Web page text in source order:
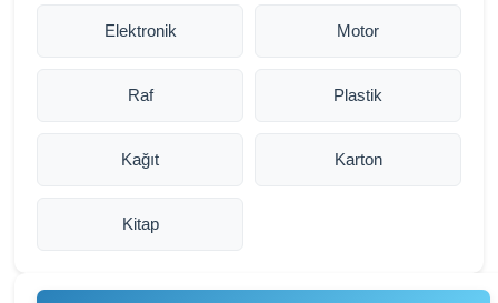
Elektronik Motor
Raf Plastik
Kağıt Karton
Kitap